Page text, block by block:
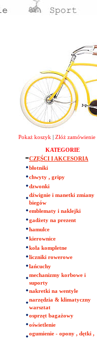
Pokaż koszyk Złóż zamówienie
KATEGORIE
CZĘŚCI I AKCESORIA
błotniki
chwyty , gripy
dzwonki
dźwignie i manetki zmiany
biegów
emblematy i naklejki
gadżety na prezent
hamulce
kierownice
koła kompletne
liczniki rowerowe
łańcuchy
mechanizmy korbowe i
suporty
nakretki na wentyle
narzędzia & klimatyczny
warsztat
osprzęt bagażowy
oświetlenie
ogumienie - opony , dętki ,